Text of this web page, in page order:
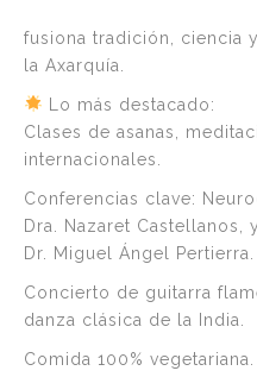
fusiona tradición, ciencia
la Axarquía.
Lo más destacado:
Clases de asanas,
internacionales.
Conferencias clave:
Dra. Nazaret Castellanos,
Dr. Miguel Ángel Pertierra.
Concierto de guitarra
danza clásica de la India.
Comida 100% vegetariana.